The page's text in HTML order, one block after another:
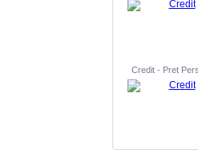
Credit - Pret